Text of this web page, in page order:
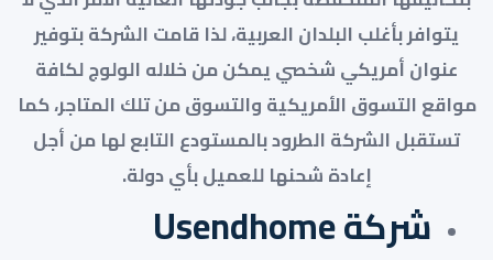
يتوافر بأغلب البلدان العربية، لذا قامت الشركة بتوفير
عنوان أمريكي شخصي يمكن من خلاله الولوج لكافة
مواقع التسوق الأمريكية والتسوق من تلك المتاجر، كما
تستقبل الشركة الطرود بالمستودع التابع لها من أجل
إعادة شحنها للعميل بأي دولة.
شركة Usendhome